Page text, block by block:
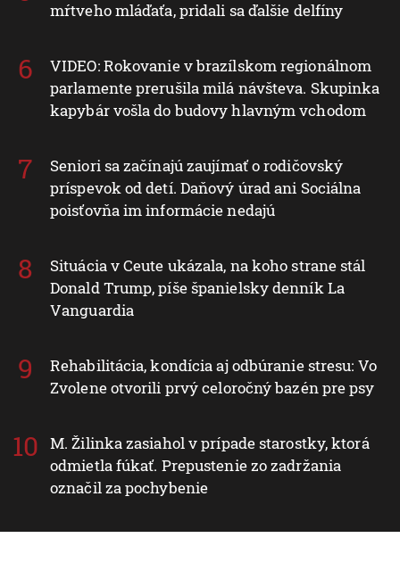
mŕtveho mláďaťa, pridali sa ďalšie delfíny
VIDEO: Rokovanie v brazílskom regionálnom
parlamente prerušila milá návšteva. Skupinka
kapybár vošla do budovy hlavným vchodom
Seniori sa začínajú zaujímať o rodičovský
príspevok od detí. Daňový úrad ani Sociálna
poisťovňa im informácie nedajú
Situácia v Ceute ukázala, na koho strane stál
Donald Trump, píše španielsky denník La
Vanguardia
Rehabilitácia, kondícia aj odbúranie stresu: Vo
Zvolene otvorili prvý celoročný bazén pre psy
M. Žilinka zasiahol v prípade starostky, ktorá
odmietla fúkať. Prepustenie zo zadržania
označil za pochybenie